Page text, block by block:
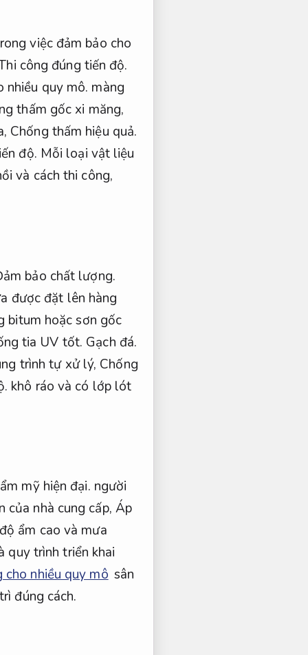
việc đảm bảo cho
công đúng tiến độ.
nhiều quy mô. màng
thấm gốc xi măng,
Chống thấm hiệu quả.
độ. Mỗi loại vật liệu
và cách thi công,
bảo chất lượng.
được đặt lên hàng
bitum hoặc sơn gốc
tia UV tốt. Gạch đá.
trình tự xử lý, Chống
khô ráo và có lớp lót
mỹ hiện đại. người
của nhà cung cấp, Áp
ẩm cao và mưa
quy trình triển khai
cho nhiều quy mô sân
đúng cách.